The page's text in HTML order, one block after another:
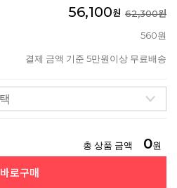
56,100원 62,300원
560원
결제 금액 기준 5만원이상 무료배송
총 상품 금액 0원
바로구매